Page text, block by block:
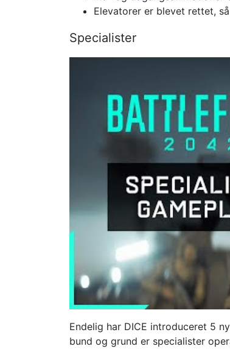
Elevatorer er blevet rettet,
Specialister
Endelig har DICE introduceret 5
bund og grund er specialister